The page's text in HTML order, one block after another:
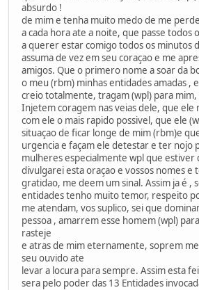
absurdo !
de mim e tenha muito medo de me
a cada hora ate a noite, que passe todos
a querer estar comigo todos os minutos
assuma de vez em seu coraçao e me
amigos. Que o primero nome a soar da
o meu (rbm) minhas entidades amadas ,
creio totalmente, tragam (wpl) para
Injetem coragem nas veias dele, que ele
com ele o mais rapido possivel, que ele
situaçao de ficar longe de mim (rbm)e
urgencia e façam ele detestar e ter nojo
mulheres especialmente wpl que estiver
divulgarei esta oraçao e vossos nomes e
gratidao, me deem um sinal. Assim ja é ,
entidades tenho muito temor, respeito
me atendam, vos suplico, sei que
pessoa , amarrem esse homem (wpl)
rasteje
e atras de mim eternamente, soprem
seu ouvido ate
levar a locura para sempre. Assim esta
sera pelo poder das 13 Entidades